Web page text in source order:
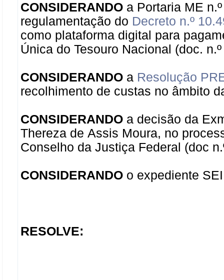
CONSIDERANDO a Portaria ME
regulamentação do Decreto n.º
como plataforma digital para
Única do Tesouro Nacional (doc.
CONSIDERANDO a Resolução
recolhimento de custas no âmbito
CONSIDERANDOa decisão da
Thereza de Assis Moura, no
Conselho da Justiça Federal (doc
CONSIDERANDOo expediente
RESOLVE: